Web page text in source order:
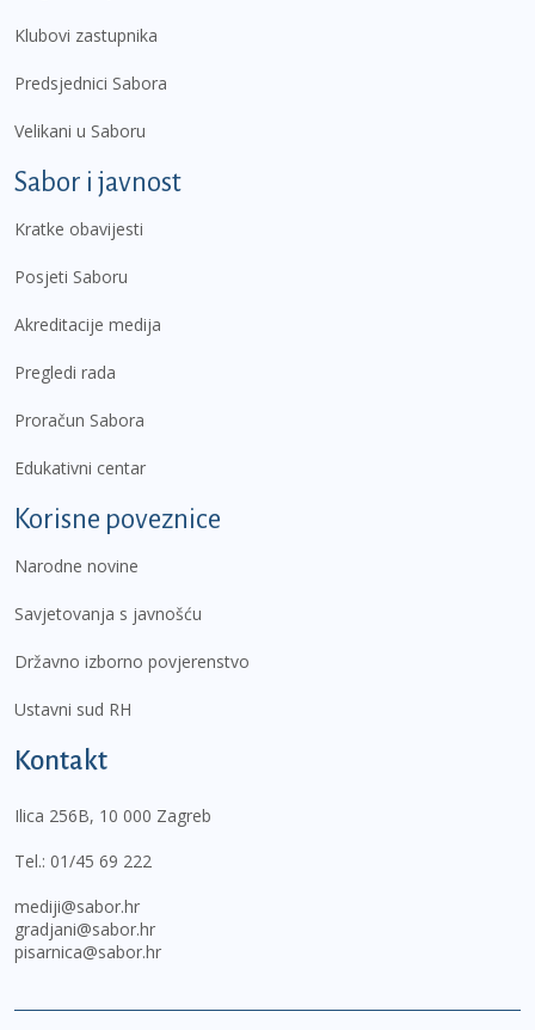
Klubovi zastupnika
Predsjednici Sabora
Velikani u Saboru
Sabor i javnost
Kratke obavijesti
Posjeti Saboru
Akreditacije medija
Pregledi rada
Proračun Sabora
Edukativni centar
Korisne poveznice
Narodne novine
Savjetovanja s javnošću
Državno izborno povjerenstvo
Ustavni sud RH
Kontakt
Ilica 256B, 10 000 Zagreb
Tel.: 01/45 69 222
mediji@sabor.hr
gradjani@sabor.hr
pisarnica@sabor.hr